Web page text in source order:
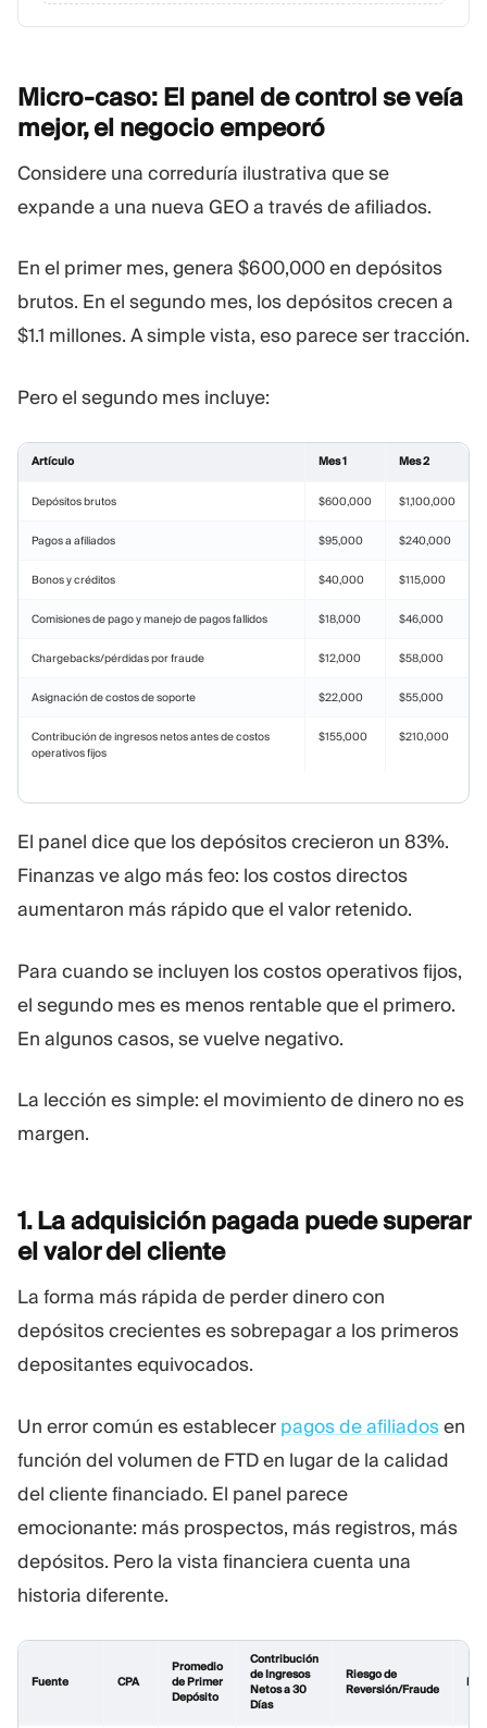
Micro-caso: El panel de control se veía
mejor, el negocioempeoró
Considere una correduría ilustrativa que se
expande a una nueva GEO a través de afiliados.
En el primer mes, genera $600,000 en depósitos
brutos. En el segundo mes, los depósitos crecen a
$1.1 millones. A simple vista, eso parece ser tracción.
Pero el segundo mes incluye:
Artículo Mes 1 Mes 2
Depósitos brutos $600,000 $1,100,000
Pagos a afiliados $95,000 $240,000
Bonos y créditos $40,000 $115,000
Comisiones de pago y manejo de pagos fallidos $18,000 $46,000
Chargebacks/pérdidas por fraude $12,000 $58,000
Asignación de costos de soporte $22,000 $55,000
Contribución de ingresos netos antes de costos
operativos fijos
$155,000 $210,000
El panel dice que los depósitos crecieron un 83%.
Finanzas ve algo más feo: los costos directos
aumentaron más rápido que el valor retenido.
Para cuando se incluyen los costos operativos fijos,
el segundo mes es menos rentable que el primero.
En algunos casos, se vuelve negativo.
La lección es simple: el movimiento de dinero no es
margen.
1. La adquisición pagada puede superar
el valor delcliente
La forma más rápida de perder dinero con
depósitos crecientes es sobrepagar a los primeros
depositantes equivocados.
Un error común es establecer pagos de afiliadosen
función del volumen de FTD en lugar de la calidad
del cliente financiado. El panel parece
emocionante: más prospectos, más registros, más
depósitos. Pero la vista financiera cuenta una
historia diferente.
Fuente CPA
Promedio
de Primer
Depósito
Contribución
de Ingresos
Netos a 30
Días
Riesgo de
Reversión/Fraude